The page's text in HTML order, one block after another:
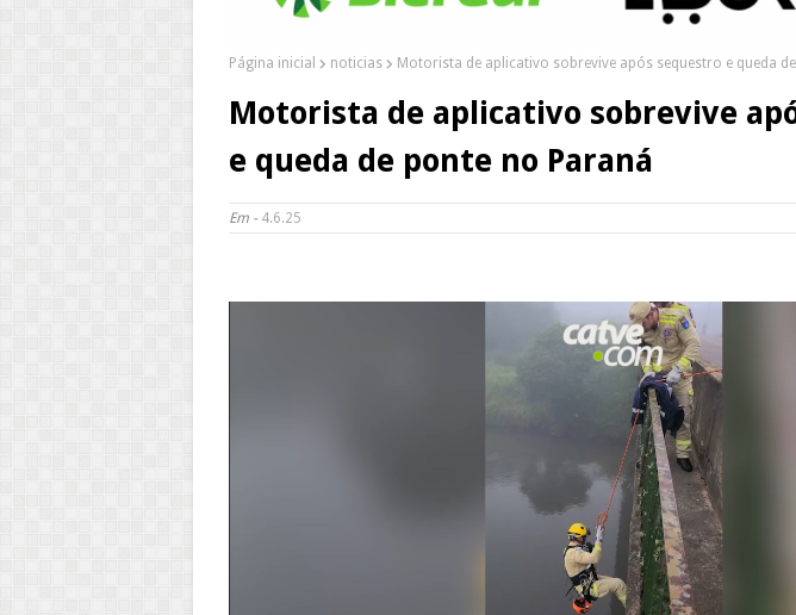
Página inicial noticias Motorista de aplicativo sobrevive após sequestro e queda
Motorista de aplicativo sobrevive
e queda de ponte no Paraná
Em - 4.6.25